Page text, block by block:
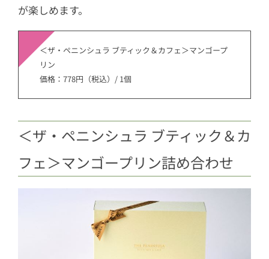
が楽しめます。
＜ザ・ペニンシュラ ブティック＆カフェ＞マンゴープ
リン
価格：778円（税込）/ 1個
＜ザ・ペニンシュラ ブティック＆カ
フェ＞マンゴープリン詰め合わせ